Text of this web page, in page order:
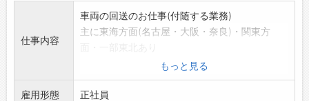
仕事内容
車両の回送のお仕事(付随する業務)
主に東海方面(名古屋・大阪・奈良)・関東方
【変更範囲:変更なし】もっと見る
雇用形態 正社員